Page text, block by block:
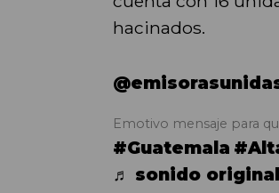
hacinados.
Emotivo mensaje para
#Guatemala
♬ sonido